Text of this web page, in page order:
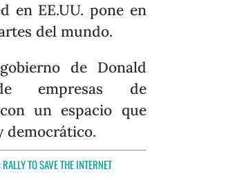
en EE.UU. pone en
del mundo.
de Donald
de
un espacio que
democrático.
TO SAVE THE INTERNET